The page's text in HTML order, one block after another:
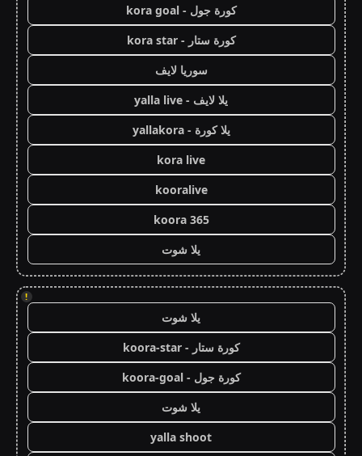
كورة جول - kora goal
كورة ستار - kora star
سوريا لايف
يلا لايف - yalla live
يلا كورة - yallakora
kora live
kooralive
koora 365
يلا شوت
!
يلا شوت
كورة ستار - koora-star
كورة جول - koora-goal
يلا شوت
yalla shoot